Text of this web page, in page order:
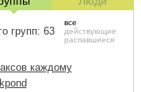
групп: 63
все
действующие
распавшиеся
каждому